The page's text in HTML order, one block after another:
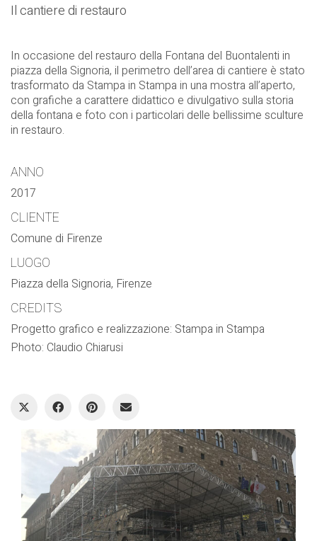
Il cantiere di restauro
In occasione del restauro della Fontana del Buontalenti in
piazza della Signoria, il perimetro dell’area di cantiere è stato
trasformato da Stampa in Stampa in una mostra all’aperto,
con grafiche a carattere didattico e divulgativo sulla storia
della fontana e foto con i particolari delle bellissime sculture
in restauro.
ANNO
2017
CLIENTE
Comune di Firenze
LUOGO
Piazza della Signoria, Firenze
CREDITS
Progetto grafico e realizzazione: Stampa in Stampa
Photo: Claudio Chiarusi